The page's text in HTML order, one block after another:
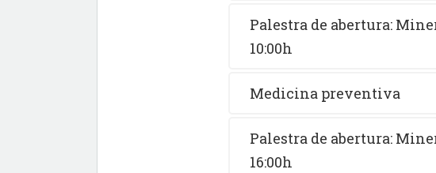
Palestra de abertura:
10:00h
Medicina preventiva
Palestra de abertura:
16:00h